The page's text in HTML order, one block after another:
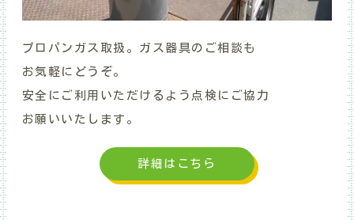
プロパンガス取扱。ガス器具のご相談も
お気軽にどうぞ。
安全にご利用いただけるよう点検にご協力
お願いいたします。
詳細はこちら